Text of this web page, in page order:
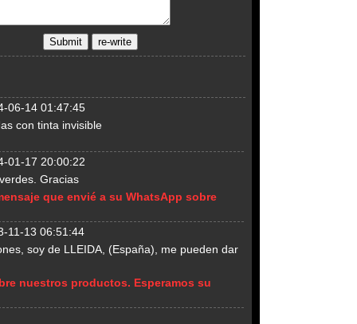
06-14 01:47:45
con tinta invisible
01-17 20:00:22
Gracias
que envié a su WhatsApp sobre
11-13 06:51:44
soy de LLEIDA, (España), me pueden dar
nuestros productos. Esperamos su